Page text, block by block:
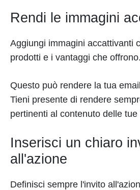
Rendi le immagini
Aggiungi immagini accattivanti
prodotti e i vantaggi che offrono.
Questo può rendere la tua
Tieni presente di rendere
pertinenti al contenuto delle tue
Inserisci un chiaro
all'azione
Definisci sempre l'invito